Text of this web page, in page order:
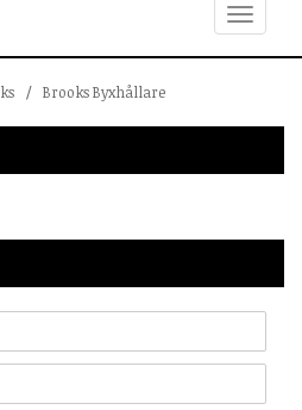
Toggle
navigation
/ Brooks Byxhållare